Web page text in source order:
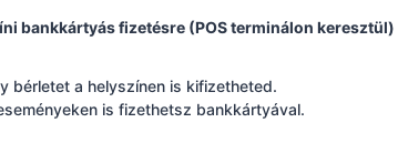
bankkártyás fizetésre (POS terminálon keresztül)
bérletet a helyszínen is kifizetheted.
is fizethetsz bankkártyával.